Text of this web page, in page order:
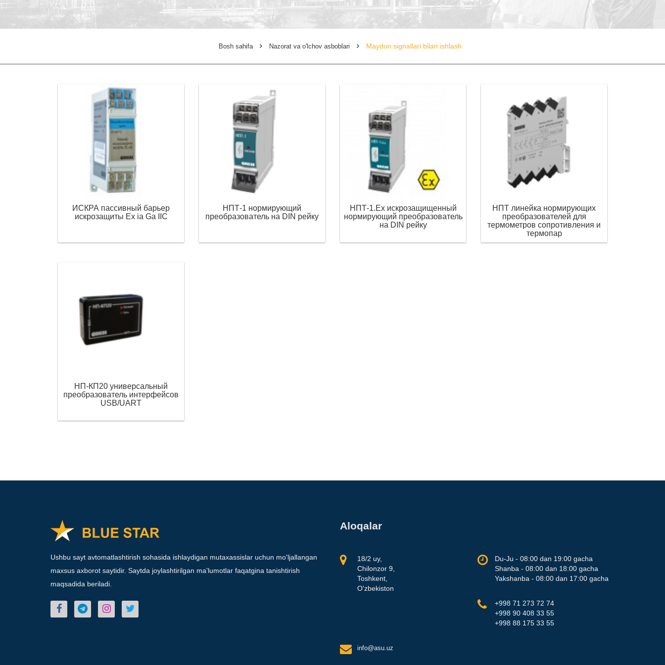
Bosh sahifa Nazorat va o'lchov asboblari Maydon signallari bilan ishlash
ИСКРА пассивный барьер
искрозащиты Ex ia Ga IIC
НПТ-1 нормирующий
преобразователь на DIN рейку
НПТ-1.Ех искрозащищенный
нормирующий преобразователь
на DIN рейку
НПТ линейка нормирующих
преобразователей для
термометров сопротивления и
термопар
НП-КП20 универсальный
преобразователь интерфейсов
USB/UART
Ushbu sayt avtomatlashtirish sohasida ishlaydigan mutaxassislar uchun mo'ljallangan
maxsus axborot saytidir. Saytda joylashtirilgan ma'lumotlar faqatgina tanishtirish
maqsadida beriladi.
Aloqalar
18/2 uy,
Chilonzor 9,
Toshkent,
O'zbekiston
Du-Ju - 08:00 dan 19:00 gacha
Shanba - 08:00 dan 18:00 gacha
Yakshanba - 08:00 dan 17:00 gacha
+998 71 273 72 74
+998 90 408 33 55
+998 88 175 33 55
info@asu.uz